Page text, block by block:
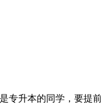
升本的同学，要